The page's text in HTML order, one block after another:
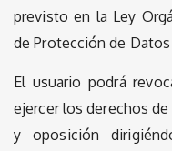
previsto en la Ley
de Protección de
El usuario podrá
ejercer los derechos
y oposición